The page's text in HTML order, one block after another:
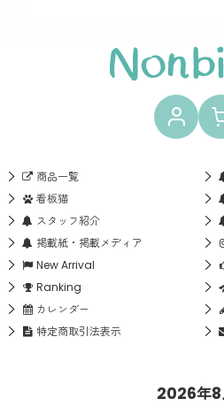
商品一覧
看板猫
スタッフ紹介
掲載紙・掲載メディア
New Arrival
Ranking
カレンダー
特定商取引法表示
2026年8